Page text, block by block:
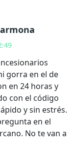
gorra en el de
en 24 horas y
con el código
y sin estrés.
en el
No te van a